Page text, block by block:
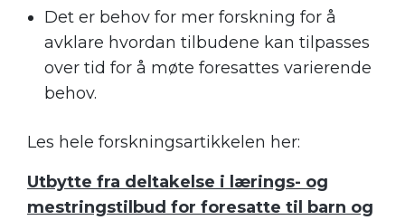
Det er behov for mer forskning for å
avklare hvordan tilbudene kan tilpasses
over tid for å møte foresattes varierende
behov.
Les hele forskningsartikkelen her:
Utbytte fra deltakelse i lærings- og
mestringstilbud for foresatte til barn og